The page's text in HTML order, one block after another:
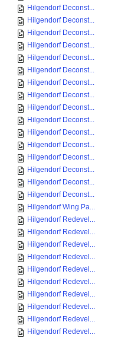
Hilgendorf Deconst...
Hilgendorf Deconst...
Hilgendorf Deconst...
Hilgendorf Deconst...
Hilgendorf Deconst...
Hilgendorf Deconst...
Hilgendorf Deconst...
Hilgendorf Deconst...
Hilgendorf Deconst...
Hilgendorf Deconst...
Hilgendorf Deconst...
Hilgendorf Deconst...
Hilgendorf Deconst...
Hilgendorf Deconst...
Hilgendorf Deconst...
Hilgendorf Deconst...
Hilgendorf Wing Pa...
Hilgendorf Redevel...
Hilgendorf Redevel...
Hilgendorf Redevel...
Hilgendorf Redevel...
Hilgendorf Redevel...
Hilgendorf Redevel...
Hilgendorf Redevel...
Hilgendorf Redevel...
Hilgendorf Redevel...
Hilgendorf Redevel...